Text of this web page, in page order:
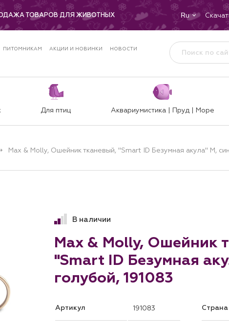
ТОВАРОВ ДЛЯ ЖИВОТНЫХ Ru
ПИТОМНИКАМ АКЦИИ И НОВИНКИ
НОВОСТИ
Для птиц Аквариумистика | Пруд | Море
Max & Molly, Ошейник тканевый, "Smart ID Безумная акула" M,
В наличии
Max & Molly, Ошейник
"Smart ID Безумная
голубой, 191083
Артикул 191083 Страна